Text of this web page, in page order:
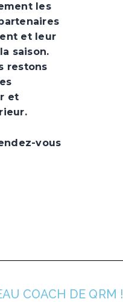
les
et leur
saison.
restons
et
vous
COACH DE QRM !